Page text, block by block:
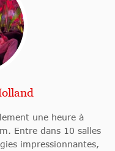
une heure à
Entre dans 10 salles
impressionnantes,